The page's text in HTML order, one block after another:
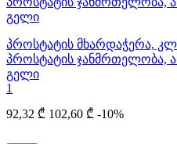
პროსტატის მხარდაჭერა,
პროსტატის ჯანმრთელობა,
გელი
1
92,32 ₾ 102,60 ₾ -10%